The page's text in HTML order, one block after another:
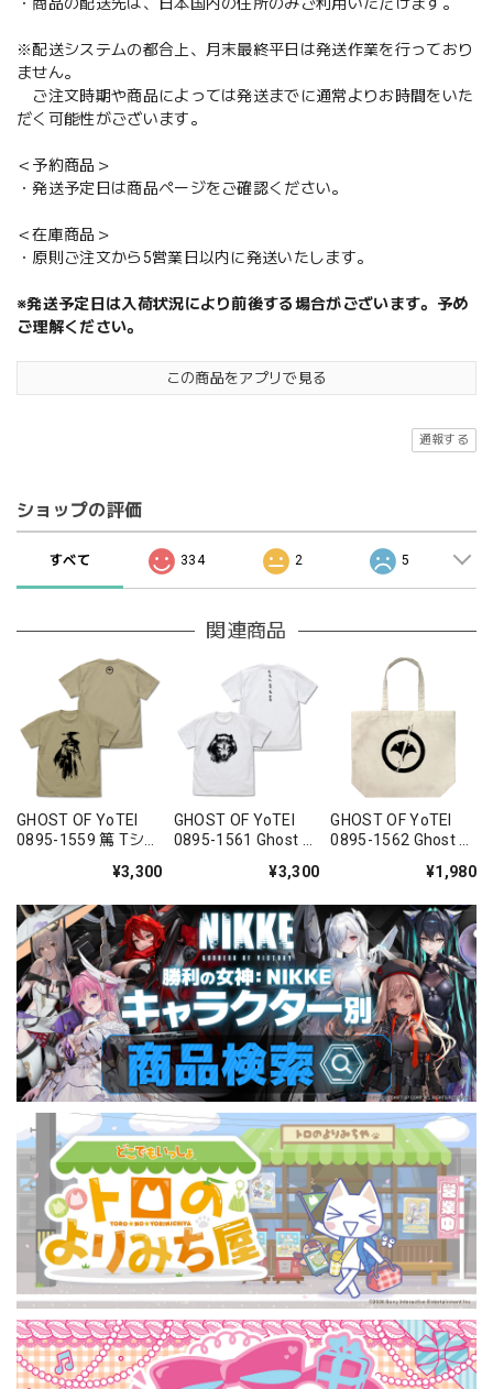
・商品の配送先は、日本国内の住所のみご利用いただけます。
※配送システムの都合上、月末最終平日は発送作業を行っており
ません。
ご注文時期や商品によっては発送までに通常よりお時間をいた
だく可能性がございます。
＜予約商品＞
・発送予定日は商品ページをご確認ください。
＜在庫商品＞
・原則ご注文から5営業日以内に発送いたします。
※発送予定日は入荷状況により前後する場合がございます。予め
ご理解ください。
この商品をアプリで見る
通報する
ショップの評価
すべて 334 2 5
関連商品
GHOST OF YoTEI
0895-1559 篤 Tシャ
¥3,300
GHOST OF YoTEI
0895-1561 Ghost of
¥3,300
GHOST OF YoTEI
0895-1562 Ghost of
¥1,980